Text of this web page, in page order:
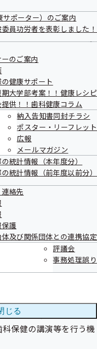
一
覧
の
サ
メ
ュ
ー
ご
案
内
ニ
ュ
ー
ポーター）のご案内
員功労者を表彰しました！
のご案内
健康サポート
大学部考案！！健康レシピ
供！！歯科健康コラム
納入告知書同封チラシ
ポスター・リーフレット
広報
メールマガジン
統計情報（本年度分）
統計情報（前年度以前分）
絡先
護
及び関係団体との連携協定
評議会
事務処理誤り
じる
成23年8月に公布・施
歯科保健に関する条例
療のみならず歯科保健
徳島県においても、
称して、産科における
保健の講演等を行う機